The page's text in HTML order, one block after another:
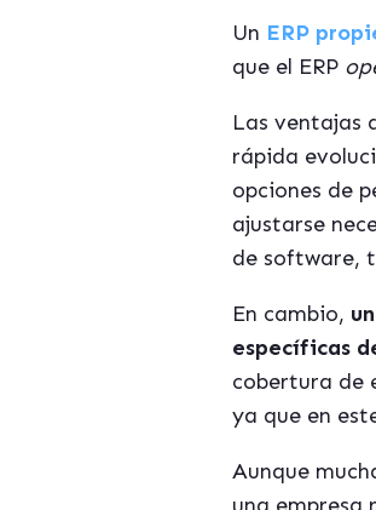
Un ERP
que el ERP
Las ventajas
rápida
opciones de
ajustarse
de software,
En cambio,
específicas
cobertura de
ya que en
Aunque